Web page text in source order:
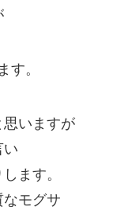
す。
思いますが
い
ます。
モグサ